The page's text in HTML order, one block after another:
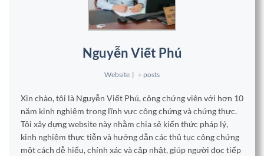
Nguyễn Viết Phú
Website | + posts
Xin chào, tôi là Nguyễn Viết Phú, công chứng viên với hơn 10
năm kinh nghiệm trong lĩnh vực công chứng và chứng thực.
Tôi xây dựng website này nhằm chia sẻ kiến thức pháp lý,
kinh nghiệm thực tiễn và hướng dẫn các thủ tục công chứng
một cách dễ hiểu, chính xác và cập nhật, giúp người đọc tiếp